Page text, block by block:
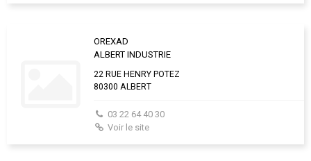
OREXAD
ALBERT INDUSTRIE
22 RUE HENRY POTEZ
80300 ALBERT
03 22 64 40 30
Voir le site